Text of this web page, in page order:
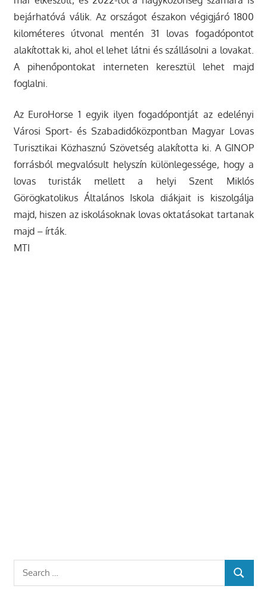
bejárhatóvá válik. Az országot északon végigjáró 1800
kilométeres útvonal mentén 31 lovas fogadópontot
alakítottak ki, ahol el lehet látni és szállásolni a lovakat.
A pihenőpontokat interneten keresztül lehet majd
foglalni.
Az EuroHorse 1 egyik ilyen fogadópontját az edelényi
Városi Sport- és Szabadidőközpontban Magyar Lovas
Turisztikai Közhasznú Szövetség alakította ki. A GINOP
forrásból megvalósult helyszín különlegessége, hogy a
lovas turisták mellett a helyi Szent Miklós
Görögkatolikus Általános Iskola diákjait is kiszolgálja
majd, hiszen az iskolásoknak lovas oktatásokat tartanak
majd – írták.
MTI
Search
SEARCH